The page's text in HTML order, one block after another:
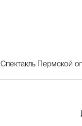
Спектакль Пермской